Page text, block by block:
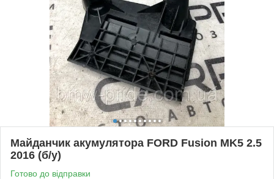
Майданчик акумулятора FORD Fusion MK5 2.5
2016 (б/у)
Готово до відправки